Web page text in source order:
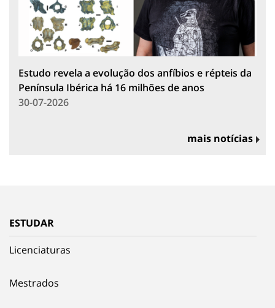
Estudo revela a evolução dos anfíbios e répteis da
Península Ibérica há 16 milhões de anos
30-07-2026
mais notícias
ESTUDAR
Licenciaturas
Mestrados